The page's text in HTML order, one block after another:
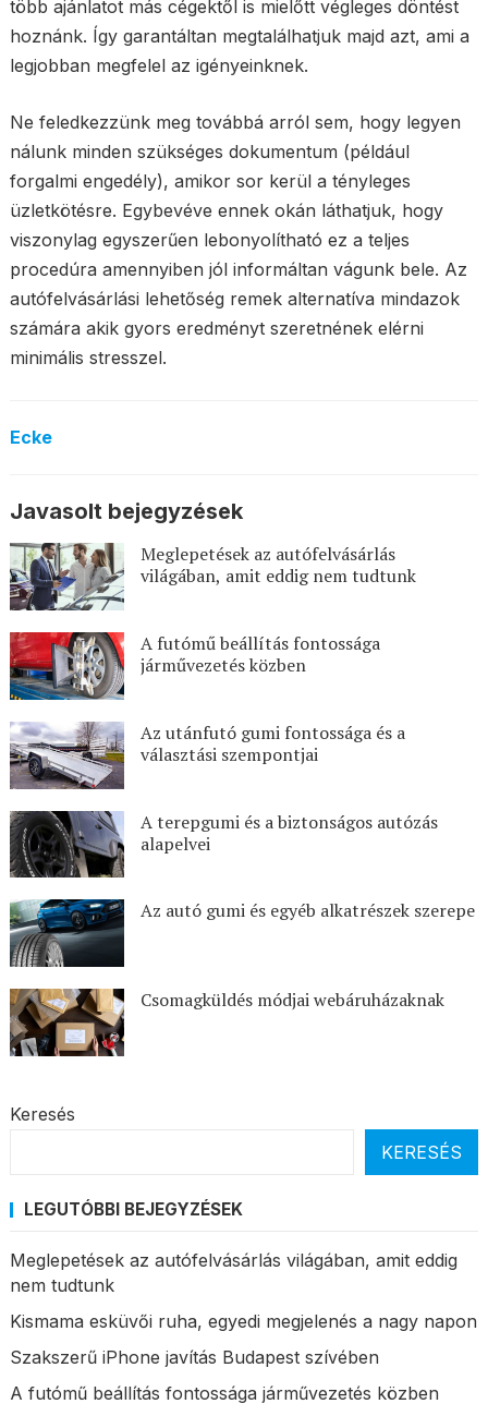
több ajánlatot más cégektől is mielőtt végleges döntést
hoznánk. Így garantáltan megtalálhatjuk majd azt, ami a
legjobban megfelel az igényeinknek.
Ne feledkezzünk meg továbbá arról sem, hogy legyen
nálunk minden szükséges dokumentum (például
forgalmi engedély), amikor sor kerül a tényleges
üzletkötésre. Egybevéve ennek okán láthatjuk, hogy
viszonylag egyszerűen lebonyolítható ez a teljes
procedúra amennyiben jól informáltan vágunk bele. Az
autófelvásárlási lehetőség remek alternatíva mindazok
számára akik gyors eredményt szeretnének elérni
minimális stresszel.
Ecke
Javasolt bejegyzések
Meglepetések az autófelvásárlás
világában, amit eddig nem tudtunk
A futómű beállítás fontossága
járművezetés közben
Az utánfutó gumi fontossága és a
választási szempontjai
A terepgumi és a biztonságos autózás
alapelvei
Az autó gumi és egyéb alkatrészek szerepe
Csomagküldés módjai webáruházaknak
Keresés
KERESÉS
LEGUTÓBBI BEJEGYZÉSEK
Meglepetések az autófelvásárlás világában, amit eddig
nem tudtunk
Kismama esküvői ruha, egyedi megjelenés a nagy napon
Szakszerű iPhone javítás Budapest szívében
A futómű beállítás fontossága járművezetés közben